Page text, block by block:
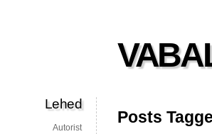
Posts
Lehed
Autorist